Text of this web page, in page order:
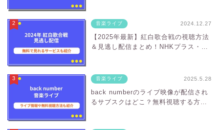
音楽ライブ 2024.12.27
【2025年最新】紅白歌合戦の視聴方法
＆見逃し配信まとめ！NHKプラス・U-
音楽ライブ 2025.5.28
back numberのライブ映像が配信され
るサブスクはどこ？無料視聴する方法